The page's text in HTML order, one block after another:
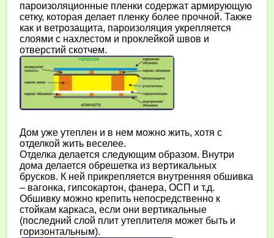
пароизоляционные пленки содержат армирующую
сетку, которая делает пленку более прочной. Также
как и ветрозащита, пароизоляция укрепляется
слоями с нахлестом и проклейкой швов и
отверстий скотчем.
Дом уже утеплен и в нем можно жить, хотя с
отделкой жить веселее.
Отделка делается следующим образом. Внутри
дома делается обрешетка из вертикальных
брусков. К ней прикрепляется внутренняя обшивка
– вагонка, гипсокартон, фанера, ОСП и т.д.
Обшивку можно крепить непосредственно к
стойкам каркаса, если они вертикальные
(последний слой плит утеплителя может быть и
горизонтальным).